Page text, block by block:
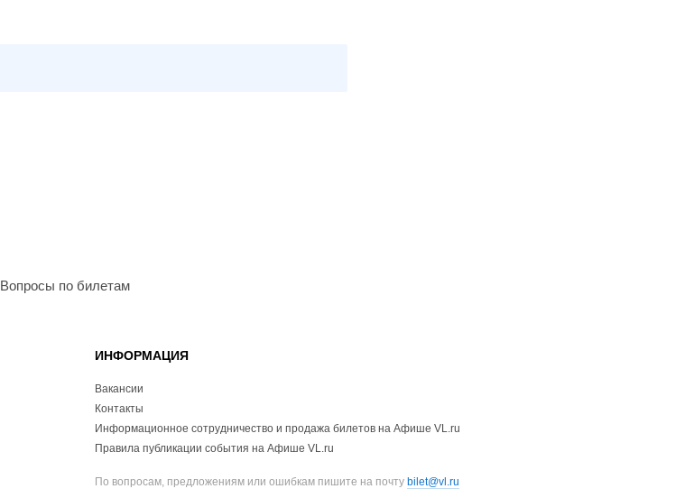
Вопросы по билетам
ИНФОРМАЦИЯ
Вакансии
Контакты
Информационное сотрудничество и продажа билетов на Афише VL.ru
Правила публикации события на Афише VL.ru
По вопросам, предложениям или ошибкам пишите на почту bilet@vl.ru